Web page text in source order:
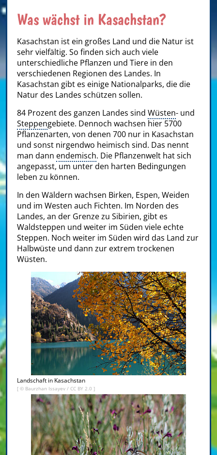
Was wächst in Kasachstan?
Kasachstan ist ein großes Land und die Natur ist
sehr vielfältig. So finden sich auch viele
unterschiedliche Pflanzen und Tiere in den
verschiedenen Regionen des Landes. In
Kasachstan gibt es einige Nationalparks, die die
Natur des Landes schützen sollen.
84 Prozent des ganzen Landes sind Wüsten- und
Steppengebiete. Dennoch wachsen hier 5700
Pflanzenarten, von denen 700 nur in Kasachstan
und sonst nirgendwo heimisch sind. Das nennt
man dann endemisch. Die Pflanzenwelt hat sich
angepasst, um unter den harten Bedingungen
leben zu können.
In den Wäldern wachsen Birken, Espen, Weiden
und im Westen auch Fichten. Im Norden des
Landes, an der Grenze zu Sibirien, gibt es
Waldsteppen und weiter im Süden viele echte
Steppen. Noch weiter im Süden wird das Land zur
Halbwüste und dann zur extrem trockenen
Wüsten.
Landschaft in Kasachstan
[ © Baurzhan Issayev / CC BY 2.0 ]